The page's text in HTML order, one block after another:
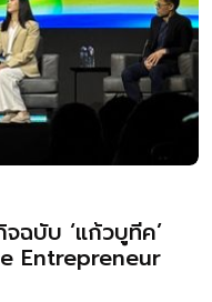
ฉบับ ‘แก้วบูทีค’
Entrepreneur